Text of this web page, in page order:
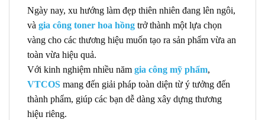
Ngày nay, xu hướng làm đẹp thiên nhiên đang lên ngôi,
và gia công toner hoa hồng trở thành một lựa chọn
vàng cho các thương hiệu muốn tạo ra sản phẩm vừa an
toàn vừa hiệu quả.
Với kinh nghiệm nhiều năm gia công mỹ phẩm,
VTCOS mang đến giải pháp toàn diện từ ý tưởng đến
thành phẩm, giúp các bạn dễ dàng xây dựng thương
hiệu riêng.